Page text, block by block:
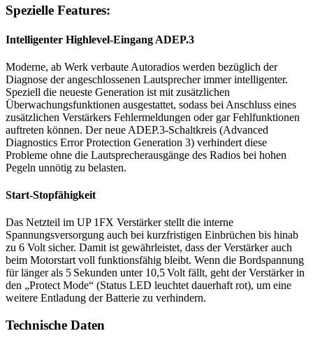
Spezielle Features:
Intelligenter Highlevel-Eingang ADEP.3
Moderne, ab Werk verbaute Autoradios werden bezüglich der
Diagnose der angeschlossenen Lautsprecher immer intelligenter.
Speziell die neueste Generation ist mit zusätzlichen
Überwachungsfunktionen ausgestattet, sodass bei Anschluss eines
zusätzlichen Verstärkers Fehlermeldungen oder gar Fehlfunktionen
auftreten können. Der neue ADEP.3-Schaltkreis (Advanced
Diagnostics Error Protection Generation 3) verhindert diese
Probleme ohne die Lautsprecherausgänge des Radios bei hohen
Pegeln unnötig zu belasten.
Start-Stopfähigkeit
Das Netzteil im UP 1FX Verstärker stellt die interne
Spannungsversorgung auch bei kurzfristigen Einbrüchen bis hinab
zu 6 Volt sicher. Damit ist gewährleistet, dass der Verstärker auch
beim Motorstart voll funktionsfähig bleibt. Wenn die Bordspannung
für länger als 5 Sekunden unter 10,5 Volt fällt, geht der Verstärker in
den „Protect Mode“ (Status LED leuchtet dauerhaft rot), um eine
weitere Entladung der Batterie zu verhindern.
Technische Daten